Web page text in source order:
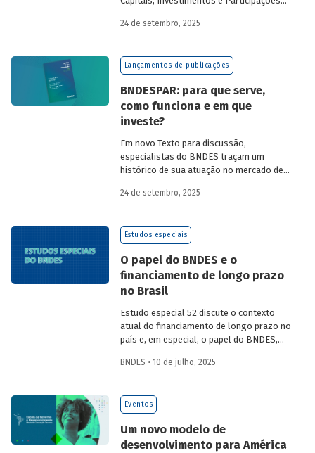
novas empresas investidas pela
Finanças e Gente e Gestão da Santa Clara
Agrociência Industrial, e Eduardo Couto,
importância da atuação de bancos de
desenvolvimento no mercado de capitais,
a nova estratégia do BNDES e os planos
24 de setembro, 2025
Lançamentos de publicações
BNDESPAR: para que serve,
como funciona e em que
investe?
Em novo Texto para discussão,
especialistas do BNDES traçam um
histórico de sua atuação no mercado de
atividade para o desenvolvimento e
investimentos da BNDESPAR.
24 de setembro, 2025
Estudos especiais
O papel do BNDES e o
financiamento de longo prazo
no Brasil
Estudo especial 52 discute o contexto
atual do financiamento de longo prazo no
país e, em especial, o papel do BNDES,
mercado de crédito e a evolução das
BNDES • 10 de julho, 2025
Eventos
Um novo modelo de
desenvolvimento para América